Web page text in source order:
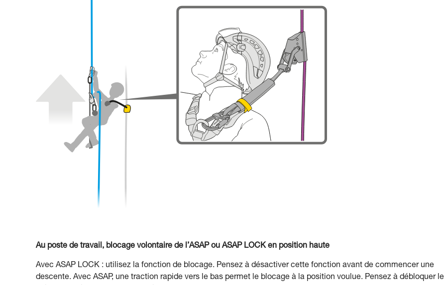
Au poste de travail, blocage volontaire de l’ASAP ou ASAP LOCK en position haute
Avec ASAP LOCK : utilisez la fonction de blocage. Pensez à désactiver cette fonction avant de commencer une
descente. Avec ASAP, une traction rapide vers le bas permet le blocage à la position voulue. Pensez à débloquer le